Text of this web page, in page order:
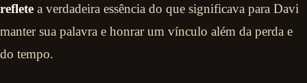
reflete a verdadeira essência do que significava para Davi
manter sua palavra e honrar um vínculo além da perda e
do tempo.